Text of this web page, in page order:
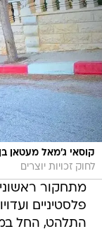
קוסאי ג'מאל מעטאן בן
לחוק זכויות יוצרים
מתחקור ראשוני
פלסטיניים
התלהט, החל